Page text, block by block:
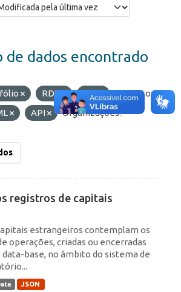
de dados encontrado
RDE IED
Formatos:
API
Organizações:
registros de capitais
estrangeiros contemplam os
operações, criadas ou encerradas
data-base, no âmbito do sistema de
JSON